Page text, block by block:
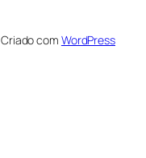
Criado com WordPress